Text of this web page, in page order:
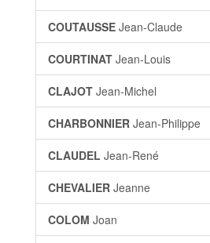
COUTAUSSE Jean-Claude
COURTINAT Jean-Louis
CLAJOT Jean-Michel
CHARBONNIER Jean-Philippe
CLAUDEL Jean-René
CHEVALIER Jeanne
COLOM Joan